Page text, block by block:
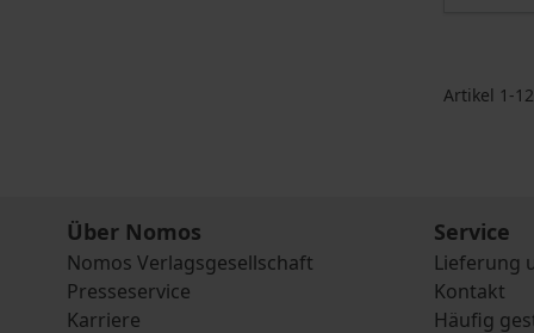
Artikel 1 -12
Über Nomos
Nomos Verlagsgesellschaft
Presseservice
Karriere
Service
Lieferung
Kontakt
Häufig